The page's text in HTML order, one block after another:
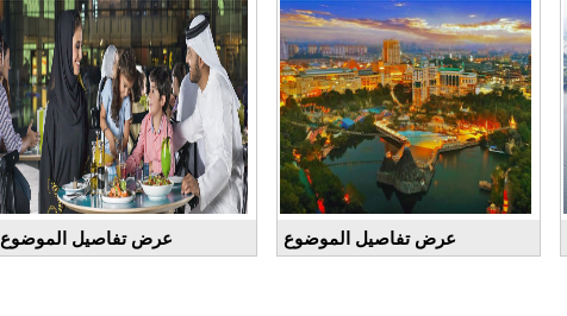
عرض تفاصيل الموضوع عرض تفاصيل الموضوع